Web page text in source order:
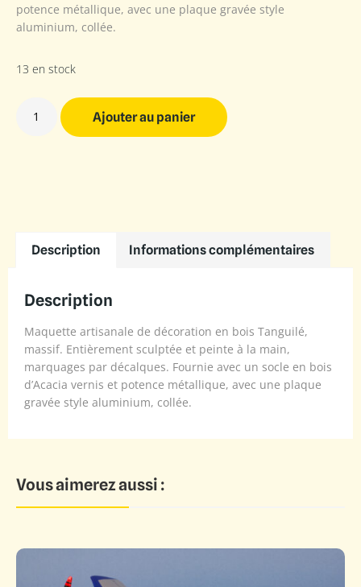
potence métallique, avec une plaque gravée style
aluminium, collée.
13 en stock
Ajouter au panier
Description Informations complémentaires
Description
Maquette artisanale de décoration en bois Tanguilé,
massif. Entièrement sculptée et peinte à la main,
marquages par décalques. Fournie avec un socle en bois
d’Acacia vernis et potence métallique, avec une plaque
gravée style aluminium, collée.
Vous aimerez aussi :